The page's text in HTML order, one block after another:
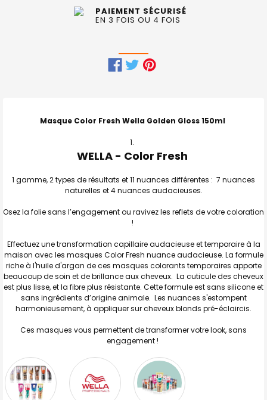
PAIEMENT SÉCURISÉ
EN 3 FOIS OU 4 FOIS
ENSEMBLE
J'AJOUTE
AU PANIER
Masque Color Fresh Wella Golden Gloss 150ml
WELLA - Color Fresh
1 gamme, 2 types de résultats et 11 nuances différentes : 7 nuances
naturelles et 4 nuances audacieuses.
Osez la folie sans l’engagement ou ravivez les reflets de votre coloration
!
Effectuez une transformation capillaire audacieuse et temporaire à la
maison avec les masques Color Fresh nuance audacieuse. La formule
riche à l'huile d'argan de ces masques colorants temporaires apporte
beaucoup de soin et de brillance aux cheveux. La cuticule des cheveux
est plus lisse, et la fibre plus résistante. Cette formule est sans silicone et
sans ingrédients d’origine animale. Les nuances s'estompent
harmonieusement, à appliquer sur cheveux blonds pré-éclaircis.
Ces masques vous permettent de transformer votre look, sans
engagement !